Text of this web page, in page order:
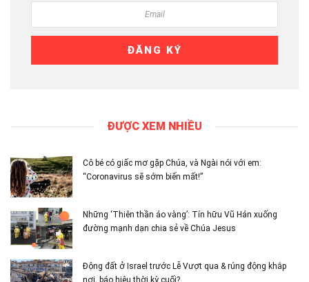
ĐƯỢC XEM NHIỀU
Cô bé có giấc mơ gặp Chúa, và Ngài nói với em:
“Coronavirus sẽ sớm biến mất!”
Những ‘Thiên thần áo vàng’: Tín hữu Vũ Hán xuống
đường mạnh dạn chia sẻ về Chúa Jesus
Động đất ở Israel trước Lễ Vượt qua & rúng động khắp
nơi, báo hiệu thời kỳ cuối?